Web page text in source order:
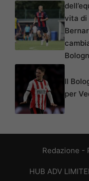
vita di
Il
per
Redazione -
HUB ADV